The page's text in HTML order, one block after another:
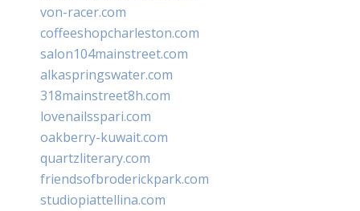
von-racer.com
coffeeshopcharleston.com
salon104mainstreet.com
alkaspringswater.com
318mainstreet8h.com
lovenailsspari.com
oakberry-kuwait.com
quartzliterary.com
friendsofbroderickpark.com
studiopiattellina.com